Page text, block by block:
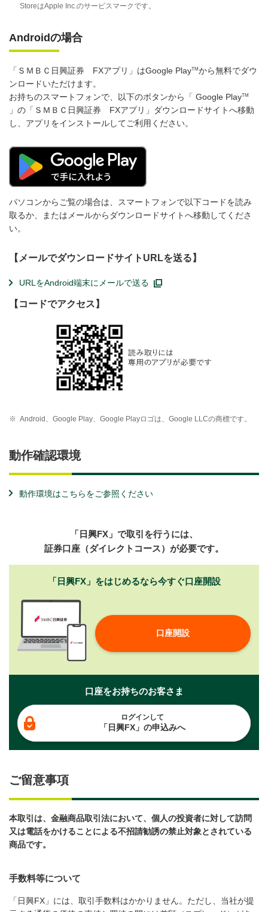
StoreはApple Inc.のサービスマークです。
Androidの場合
「ＳＭＢＣ日興証券 FXアプリ」はGoogle PlayTMから無料でダウ
ンロードいただけます。
お持ちのスマートフォンで、以下のボタンから「 Google PlayTM
」の「ＳＭＢＣ日興証券 FXアプリ」ダウンロードサイトへ移動
し、アプリをインストールしてご利用ください。
パソコンからご覧の場合は、スマートフォンで以下コードを読み
取るか、またはメールからダウンロードサイトへ移動してくださ
い。
【メールでダウンロードサイトURLを送る】
URLをAndroid端末にメールで送る
【コードでアクセス】
※ Android、Google Play、Google Playロゴは、Google LLCの商標です。
動作確認環境
動作環境はこちらをご参照ください
「日興FX」で取引を行うには、
証券口座（ダイレクトコース）が必要です。
「日興FX」をはじめるなら今すぐ口座開設
口座開設
口座をお持ちのお客さま
ログインして
「日興FX」の申込みへ
ご留意事項
本取引は、金融商品取引法において、個人の投資者に対して訪問
又は電話をかけることによる不招請勧誘の禁止対象とされている
商品です。
手数料等について
「日興FX」には、取引手数料はかかりません。ただし、当社が提